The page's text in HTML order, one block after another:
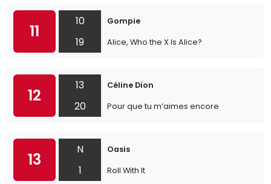
11
10
19
Gompie
Alice, Who the X Is Alice?
12
13
20
Céline Dion
Pour que tu m’aimes encore
13
N
1
Oasis
Roll With It